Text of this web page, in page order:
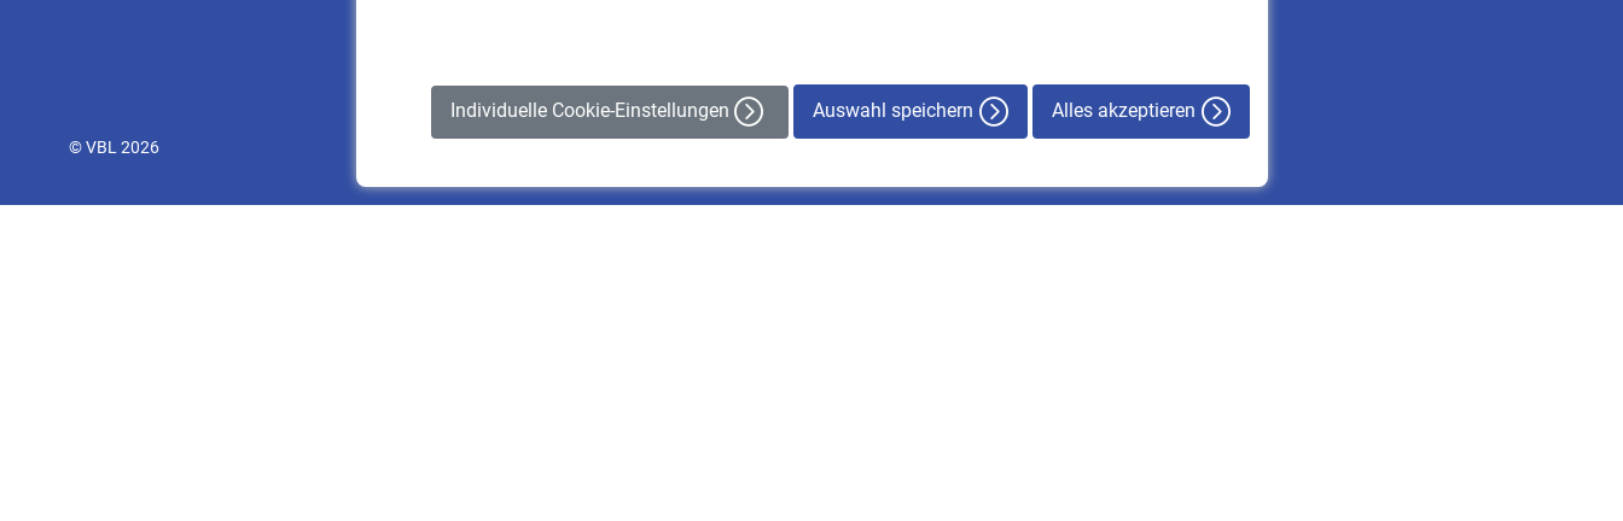
Individuelle Cookie-Einstellungen Auswahl speichern Alles akzeptieren
© VBL 2026